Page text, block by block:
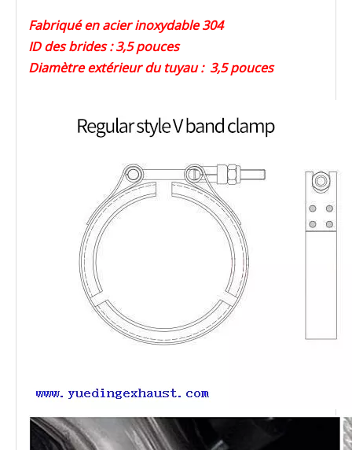
Fabriqué en acier inoxydable 304
ID des brides : 3,5 pouces
Diamètre extérieur du tuyau : 3,5 pouces